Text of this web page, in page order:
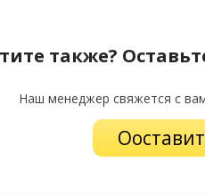
также?
Наш менеджер свяжется с